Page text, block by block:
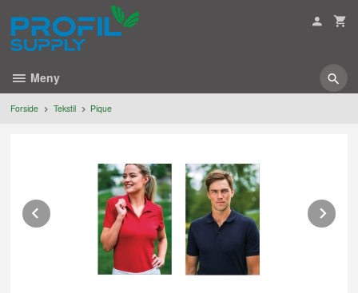
innholdet
Meny
Forside Tekstil Pique
Prev